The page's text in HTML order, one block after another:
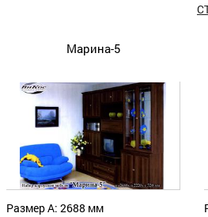
Марина-5
Размер А: 2688 мм